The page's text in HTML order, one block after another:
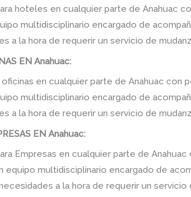
hoteles en cualquier parte de Anahuac
multidisciplinario encargado de
a la hora de requerir un servicio de
EN Anahuac:
oficinas en cualquier parte de Anahuac
multidisciplinario encargado de
a la hora de requerir un servicio de
EN Anahuac:
Empresas en cualquier parte de
multidisciplinario encargado de
a la hora de requerir un servicio